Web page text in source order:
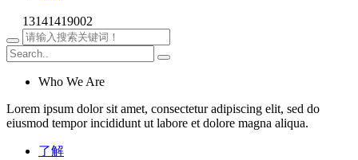
13141419002
Who We Are
Lorem ipsum dolor sit amet, consectetur adipiscing elit, sed do
eiusmod tempor incididunt ut labore et dolore magna aliqua.
了解